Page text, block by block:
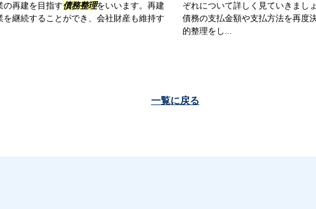
の再建を目指す債務整理をいいます。再建
継続することができ、会社財産も維持す
ぞれについて詳しく見ていきまし
債務の支払金額や支払方法を再度
的整理をし...
一覧に戻る